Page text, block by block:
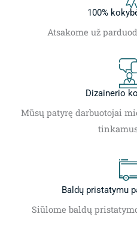
100%
Atsakome už
Dizainerio
Mūsų patyrę darbuotojai
Baldų pristatymu
Siūlome baldų